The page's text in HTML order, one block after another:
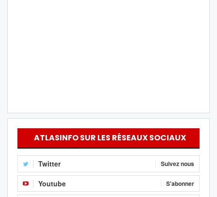
ATLASINFO SUR LES RÉSEAUX SOCIAUX
Twitter Suivez nous
Youtube S'abonner